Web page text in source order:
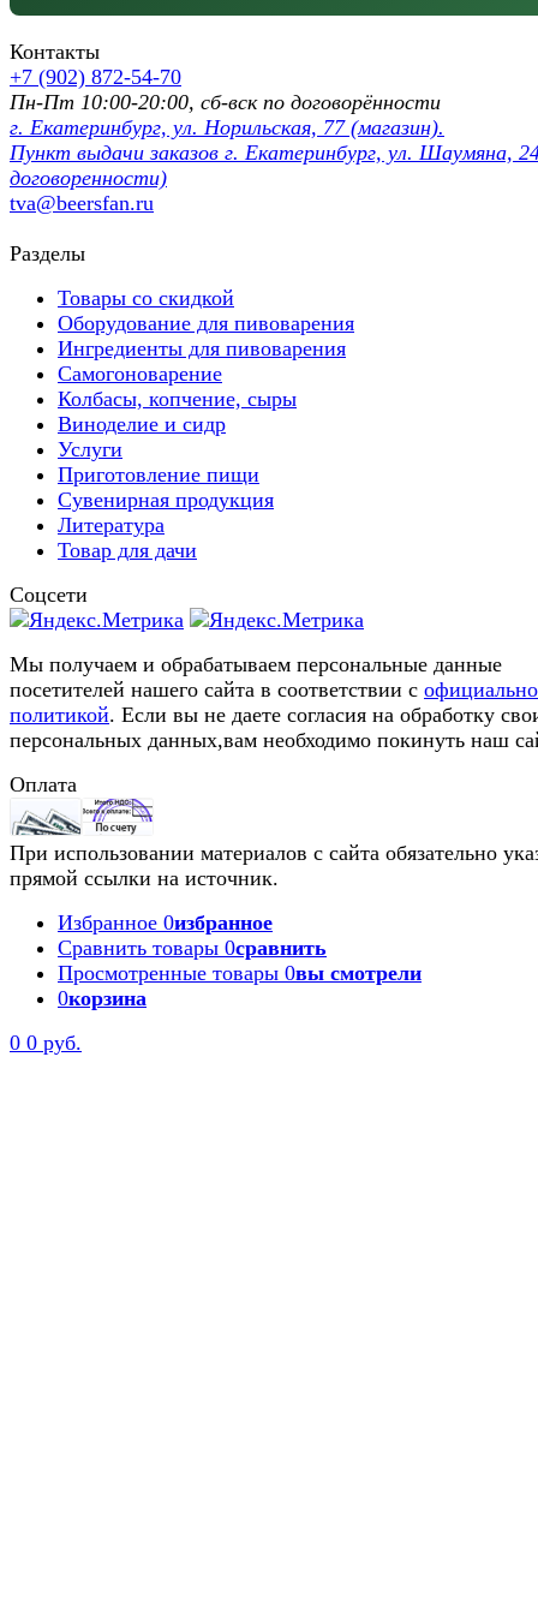
Контакты
+7 (902) 872-54-70
Пн-Пт 10:00-20:00, сб-вск по договорённости
г. Екатеринбург, ул. Норильская, 77 (магазин).
Пункт выдачи заказов г. Екатеринбург, ул. Шаумяна,
договоренности)
tva@beersfan.ru
Разделы
Товары со скидкой
Оборудование для пивоварения
Ингредиенты для пивоварения
Самогоноварение
Колбасы, копчение, сыры
Виноделие и сидр
Услуги
Приготовление пищи
Сувенирная продукция
Литература
Товар для дачи
Соцсети
Мы получаем и обрабатываем персональные данные
посетителей нашего сайта в соответствии с
политикой. Если вы не даете согласия на обработку
персональных данных,вам необходимо покинуть наш
Оплата
При использовании материалов с сайта обязательно
прямой ссылки на источник.
Избранное 0избранное
Сравнить товары 0сравнить
Просмотренные товары 0вы смотрели
0корзина
0 0 руб.